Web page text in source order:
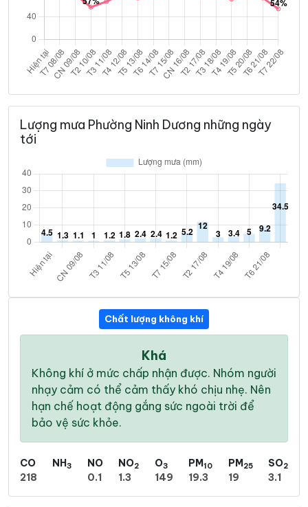
Lượng mưa Phường Ninh Dương những ngày
tới
Chất lượng không khí
Khá
Không khí ở mức chấp nhận được. Nhóm người
nhạy cảm có thể cảm thấy khó chịu nhẹ. Nên
hạn chế hoạt động gắng sức ngoài trời để
bảo vệ sức khỏe.
CO
218
NH3
NO
0.1
NO2
1.3
O3
149
PM10
19.3
PM25
19
SO2
3.1